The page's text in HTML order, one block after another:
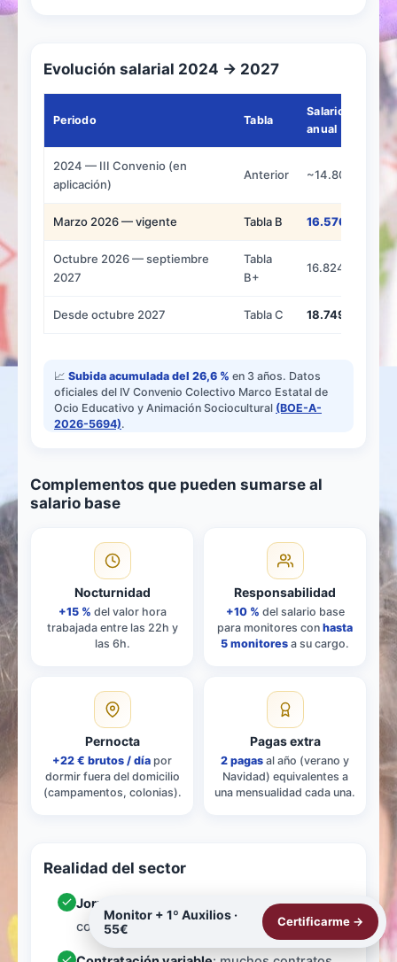
Evolución salarial 2024 → 2027
Periodo Tabla
Salario base
anual
2024 — III Convenio (en
aplicación)
Anterior ~14.809 €
Marzo 2026 — vigente Tabla B 16.576 €
Octubre 2026 — septiembre
2027
Tabla
B+
16.824 €
Desde octubre 2027 Tabla C 18.749 €
📈 Subida acumulada del 26,6 % en 3 años. Datos
oficiales del IV Convenio Colectivo Marco Estatal de
Ocio Educativo y Animación Sociocultural (BOE-A-
2026-5694).
Complementos que pueden sumarse al
salario base
Nocturnidad
+15 % del valor hora
trabajada entre las 22h y
las 6h.
Responsabilidad
+10 % del salario base
para monitores con hasta
5 monitores a su cargo.
Pernocta
+22 € brutos / día por
dormir fuera del domicilio
(campamentos, colonias).
Pagas extra
2 pagas al año (verano y
Navidad) equivalentes a
una mensualidad cada una.
Realidad del sector
Jornada anual
: 1.742 horas (jornada
completa según el IV Convenio).
Monitor + 1º Auxilios ·
55€
Certificarme →